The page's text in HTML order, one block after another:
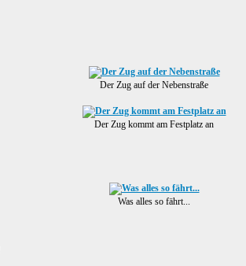
Der Zug auf der Nebenstraße
Der Zug kommt am Festplatz an
Was alles so fährt...